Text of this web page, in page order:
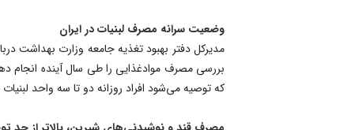
وضعیت سرانه مصرف لبنیات در ایران
بررسی مصرف موادغذایی را طی سال آینده
که توصیه می‌شود افراد روزانه دو تا سه واحد